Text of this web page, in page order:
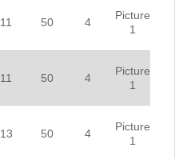
11 50 4
Picture
1
11 50 4
Picture
1
13 50 4
Picture
1